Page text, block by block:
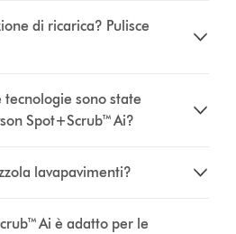
di ricarica? Pulisce
sono state
Spot+Scrub™ Ai?
lavapavimenti?
Ai è adatto per le